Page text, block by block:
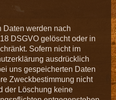
Daten werden nach
DSGVO gelöscht oder in
Sofern nicht im
ausdrücklich
uns gespeicherten Daten
Zweckbestimmung nicht
der Löschung keine